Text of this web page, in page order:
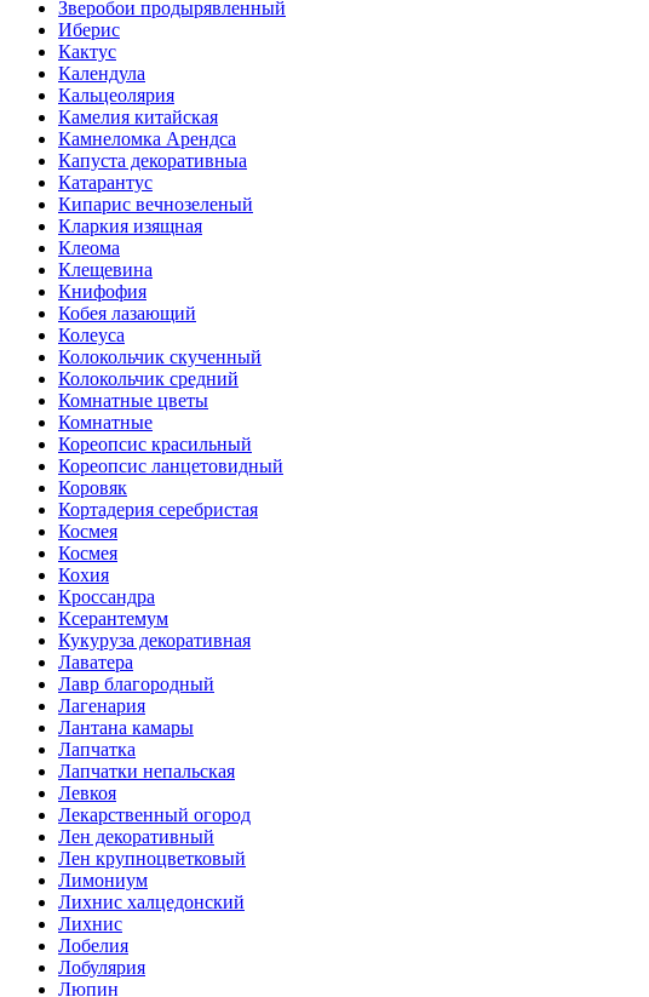
Зверобои продырявленный
Иберис
Кактус
Календула
Кальцеолярия
Камелия китайская
Камнеломка Арендса
Капуста декоративныа
Катарантус
Кипарис вечнозеленый
Кларкия изящная
Клеома
Клещевина
Книфофия
Кобея лазающий
Колеуса
Колокольчик скученный
Колокольчик средний
Комнатные цветы
Комнатные
Кореопсис красильный
Кореопсис ланцетовидный
Коровяк
Кортадерия серебристая
Космея
Космея
Кохия
Кроссандра
Ксерантемум
Кукуруза декоративная
Лаватера
Лавр благородный
Лагенария
Лантана камары
Лапчатка
Лапчатки непальская
Левкоя
Лекарственный огород
Лен декоративный
Лен крупноцветковый
Лимониум
Лихнис халцедонский
Лихнис
Лобелия
Лобулярия
Люпин